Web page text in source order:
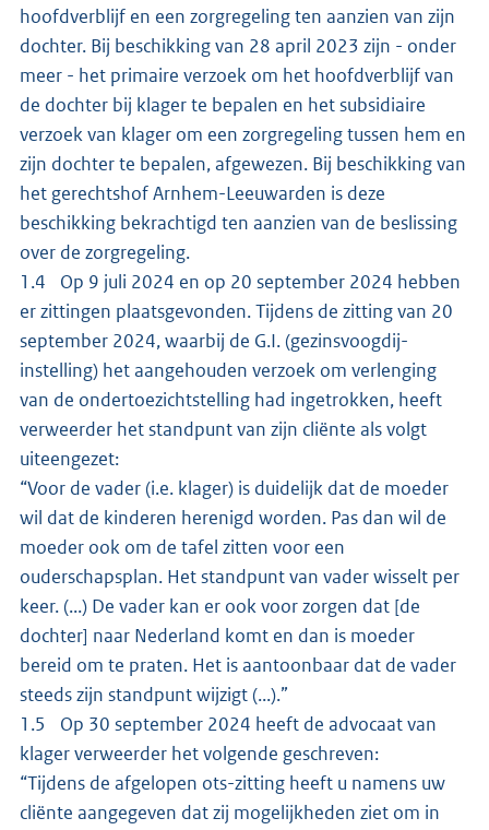
hoofdverblijf en een zorgregeling ten aanzien van zijn
dochter. Bij beschikking van 28 april 2023 zijn - onder
meer - het primaire verzoek om het hoofdverblijf van
de dochter bij klager te bepalen en het subsidiaire
verzoek van klager om een zorgregeling tussen hem en
zijn dochter te bepalen, afgewezen. Bij beschikking van
het gerechtshof Arnhem-Leeuwarden is deze
beschikking bekrachtigd ten aanzien van de beslissing
over de zorgregeling.
1.4 Op 9 juli 2024 en op 20 september 2024 hebben
er zittingen plaatsgevonden. Tijdens de zitting van 20
september 2024, waarbij de G.I. (gezinsvoogdij-
instelling) het aangehouden verzoek om verlenging
van de ondertoezichtstelling had ingetrokken, heeft
verweerder het standpunt van zijn cliënte als volgt
uiteengezet:
“Voor de vader (i.e. klager) is duidelijk dat de moeder
wil dat de kinderen herenigd worden. Pas dan wil de
moeder ook om de tafel zitten voor een
ouderschapsplan. Het standpunt van vader wisselt per
keer. (...) De vader kan er ook voor zorgen dat [de
dochter] naar Nederland komt en dan is moeder
bereid om te praten. Het is aantoonbaar dat de vader
steeds zijn standpunt wijzigt (...).”
1.5 Op 30 september 2024 heeft de advocaat van
klager verweerder het volgende geschreven:
“Tijdens de afgelopen ots-zitting heeft u namens uw
cliënte aangegeven dat zij mogelijkheden ziet om in